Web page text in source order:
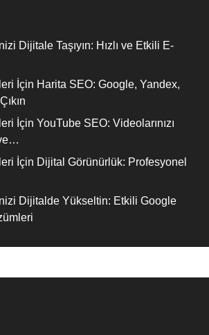
Dijitale Taşıyın: Hızlı ve Etkili E-
İçin Harita SEO: Google, Yandex,
İçin YouTube SEO: Videolarınızı
İçin Dijital Görünürlük: Profesyonel
Dijitalde Yükseltin: Etkili Google